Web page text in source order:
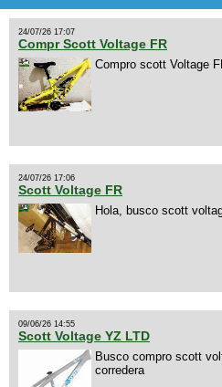
24/07/26 17:07
Compr Scott Voltage FR
Compro scott Voltage
24/07/26 17:06
Scott Voltage FR
Hola, busco scott
09/06/26 14:55
Scott Voltage YZ LTD
Busco compro scott
corredera